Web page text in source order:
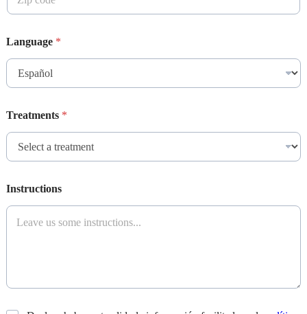
Language *
Treatments *
Instructions